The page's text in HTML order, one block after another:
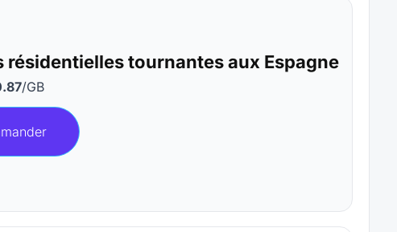
résidentielles tournantes aux Espagne
/GB